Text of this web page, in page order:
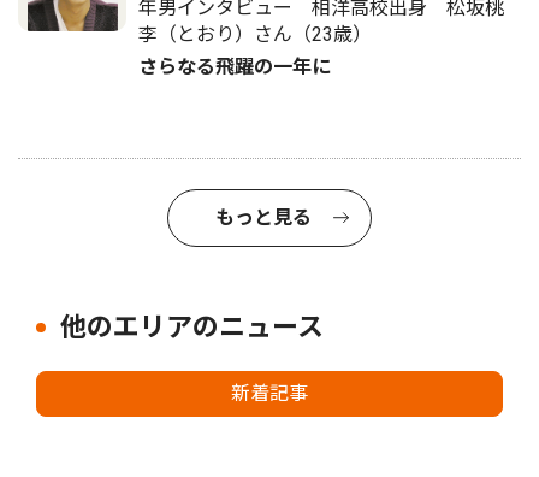
年男インタビュー 相洋高校出身 松坂桃
李（とおり）さん（23歳）
さらなる飛躍の一年に
もっと見る
他のエリアのニュース
新着記事